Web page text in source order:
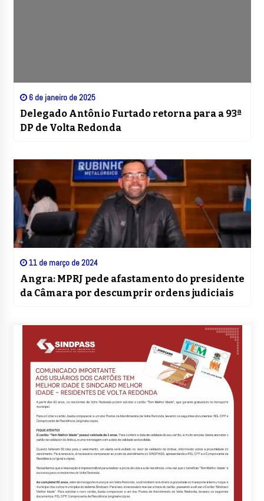
6 de janeiro de 2025
Delegado Antônio Furtado retorna para a 93ª
DP de Volta Redonda
11 de março de 2024
Angra: MPRJ pede afastamento do presidente
da Câmara por descumprir ordens judiciais